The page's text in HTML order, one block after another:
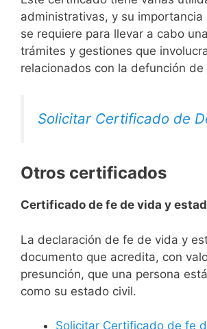
administrativas, y su importancia
se requiere para llevar a cabo
trámites y gestiones que
relacionados con la defunción de
Solicitar Certificado de
Otros certificados
Certificado de fe de vida y
La declaración de fe de vida y
documento que acredita, con
presunción, que una persona
como su estado civil.
Solicitar Certificado de fe